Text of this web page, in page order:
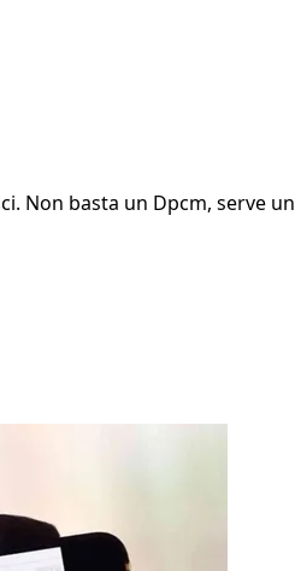
Non basta un Dpcm, serve